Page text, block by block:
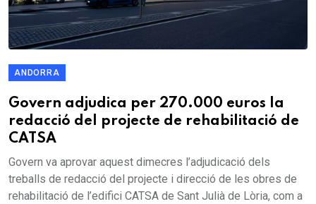
ANDORRA
Govern adjudica per 270.000 euros la
redacció del projecte de rehabilitació de
CATSA
Govern va aprovar aquest dimecres l’adjudicació dels
treballs de redacció del projecte i direcció de les obres de
rehabilitació de l’edifici CATSA de Sant Julià de Lòria, com a